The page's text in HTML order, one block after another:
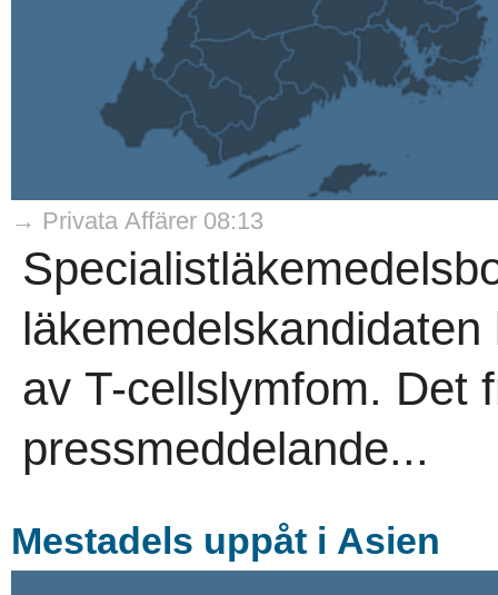
→ Privata Affärer 08:13
av T-cellslymfom. Det
pressmeddelande...
Mestadels uppåt i Asien